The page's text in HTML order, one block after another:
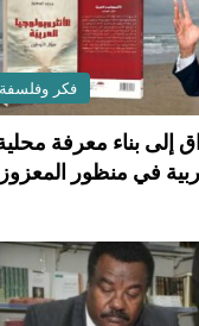
فكر وفلسفة
إلى بناء معرفة
في منظور المعزوز